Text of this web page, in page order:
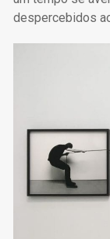
despercebidos